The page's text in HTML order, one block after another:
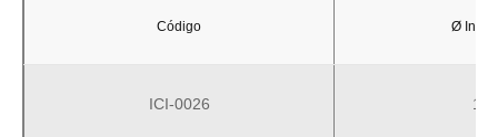
Código Ø
ICI-0026 1"